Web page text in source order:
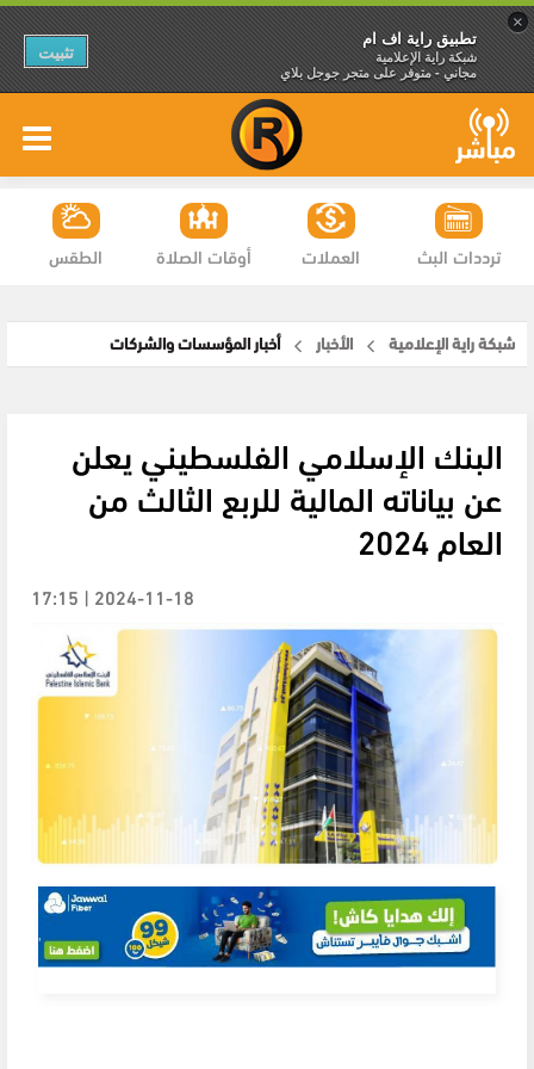
×
تطبيق راية اف ام
شبكة راية الإعلامية
مجاني - متوفر على متجر جوجل بلاي
تثبيت
الطقس أوقات الصلاة العملات ترددات البث
شبكة راية الإعلامية الأخبار أخبار المؤسسات والشركات
البنك الإسلامي الفلسطيني يعلن
عن بياناته المالية للربع الثالث من
العام 2024
2024-11-18 | 17:15